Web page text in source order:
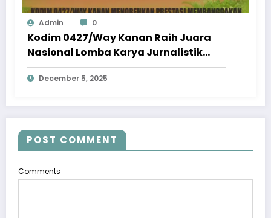
Admin 0
Kodim 0427/Way Kanan Raih Juara
Nasional Lomba Karya Jurnalistik
TMMD 2025
December 5, 2025
POST COMMENT
Comments